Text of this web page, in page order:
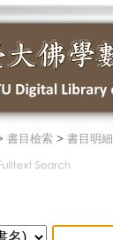
書目檢索 > 書目明細